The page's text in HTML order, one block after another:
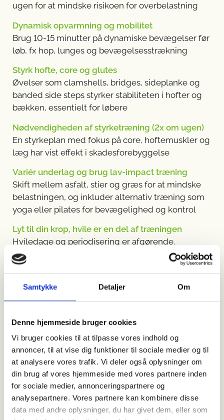
Samtykke Detaljer Om
Denne hjemmeside bruger cookies
Vi bruger cookies til at tilpasse vores indhold og
annoncer, til at vise dig funktioner til sociale medier og til
at analysere vores trafik. Vi deler også oplysninger om
din brug af vores hjemmeside med vores partnere inden
for sociale medier, annonceringspartnere og
analysepartnere. Vores partnere kan kombinere disse
data med andre oplysninger, du har givet dem, eller som
ugen for at mindske risikoen for overbelastning
Dynamisk opvarmning og mobilitet
Brug 10-15 minutter på dynamiske bevægelser før
løb, fx hop, lunges og bevægelsesstrækning
Styrk hofte, core og glutes
Øvelser som clamshells, bridges, sideplanke og
banded side steps styrker stabiliteten i hofter og
bækken, essentielt for løbere
Nødvendigheden af styrketræning (2x om ugen)
En styrkeplan med fokus på core, hoftemuskler og
læg har vist effekt i skadesforebyggelse
Variér underlag og brug lav-impact træning
Skift mellem asfalt, stier og græs for at mindske
belastningen, og inkluder alternativ træning som
yoga eller pilates for bevægelighed og kontrol
Lyt til din krop, hvile er en del af træningen
Hviledage og periodisering er afgørende.
Overbelastningssymptomer som vedvarende
ømhed eller præstationsfald kræver restitution
Sådan implementerer du
skadesforebyggelse i din
træning
Det kan virke uoverskueligt at tilføje både
styrketræning, mobilitet og teknik til din
løberutine, men små ændringer gør en stor
forskel. Start med at lægge 1-2 korte styrkepas ind
om ugen, fx efter en kort løbetur. Kombinér
dynamisk opvarmning med nogle få, målrettede
øvelser, og øg derefter gradvist din løbemængde